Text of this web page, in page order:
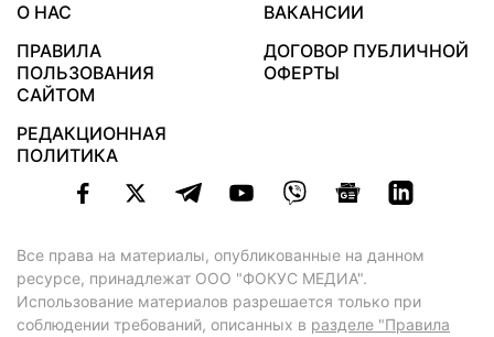
О НАС
ВАКАНСИИ
ПРАВИЛА
ПОЛЬЗОВАНИЯ
САЙТОМ
ДОГОВОР ПУБЛИЧНОЙ
ОФЕРТЫ
РЕДАКЦИОННАЯ
ПОЛИТИКА
Все права на материалы, опубликованные на данном
ресурсе, принадлежат ООО "ФОКУС МЕДИА".
Использование материалов разрешается только при
соблюдении требований, описанных в разделе "Правила